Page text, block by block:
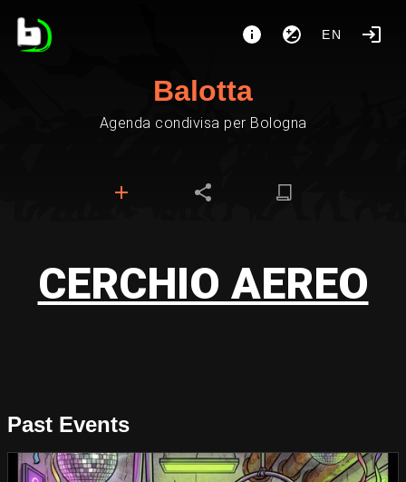
EN
Balotta
Agenda condivisa per Bologna
CERCHIO AEREO
Past Events